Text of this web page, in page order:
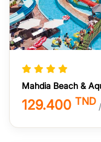
Mahdia Beach &
129.400 TND